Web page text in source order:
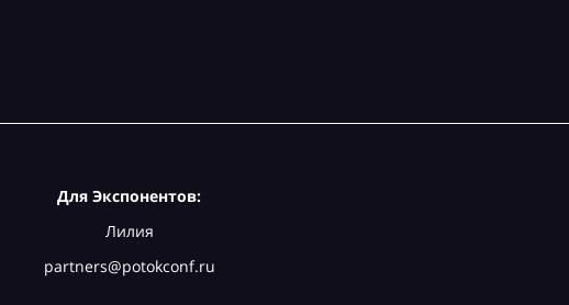
Для Экспонентов:
Лилия
partners@potokconf.ru